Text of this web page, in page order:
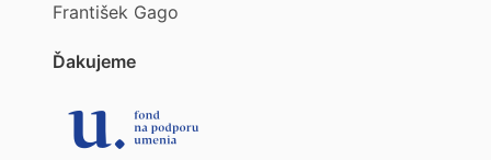
František Gago
Ďakujeme